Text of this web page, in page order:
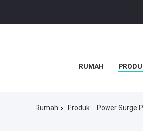
RUMAH
Rumah Produk Power Surge